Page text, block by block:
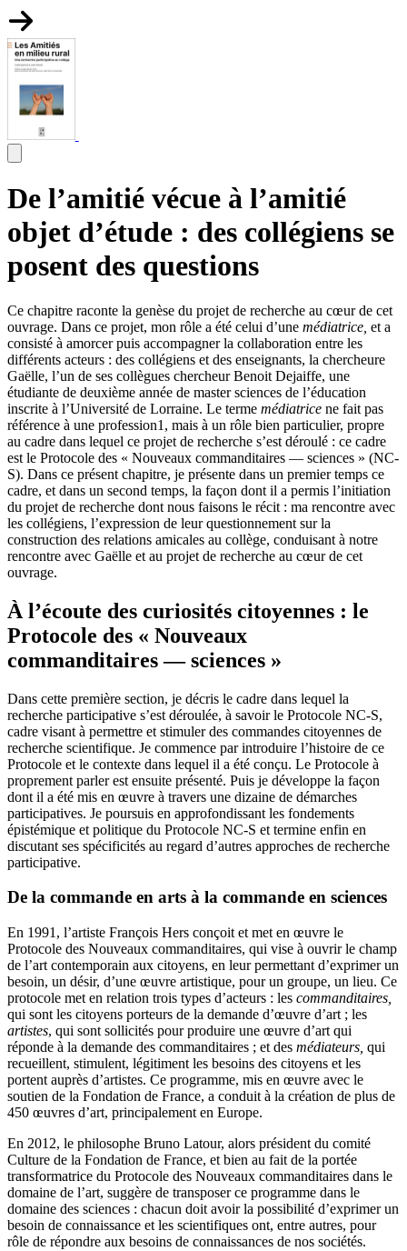
De l’amitié vécue à l’amitié
objet d’étude : des collégiens se
posent des questions
Ce chapitre raconte la genèse du projet de recherche au cœur de cet
ouvrage. Dans ce projet, mon rôle a été celui d’une médiatrice, et a
consisté à amorcer puis accompagner la collaboration entre les
différents acteurs : des collégiens et des enseignants, la chercheure
Gaëlle, l’un de ses collègues chercheur Benoit Dejaiffe, une
étudiante de deuxième année de master sciences de l’éducation
inscrite à l’Université de Lorraine. Le terme médiatrice ne fait pas
référence à une profession1 , mais à un rôle bien particulier, propre
au cadre dans lequel ce projet de recherche s’est déroulé : ce cadre
est le Protocole des « Nouveaux commanditaires — sciences » (NC-
S). Dans ce présent chapitre, je présente dans un premier temps ce
cadre, et dans un second temps, la façon dont il a permis l’initiation
du projet de recherche dont nous faisons le récit : ma rencontre avec
les collégiens, l’expression de leur questionnement sur la
construction des relations amicales au collège, conduisant à notre
rencontre avec Gaëlle et au projet de recherche au cœur de cet
ouvrage.
À l’écoute des curiosités citoyennes : le
Protocole des « Nouveaux
commanditaires — sciences »
Dans cette première section, je décris le cadre dans lequel la
recherche participative s’est déroulée, à savoir le Protocole NC-S,
cadre visant à permettre et stimuler des commandes citoyennes de
recherche scientifique. Je commence par introduire l’histoire de ce
Protocole et le contexte dans lequel il a été conçu. Le Protocole à
proprement parler est ensuite présenté. Puis je développe la façon
dont il a été mis en œuvre à travers une dizaine de démarches
participatives. Je poursuis en approfondissant les fondements
épistémique et politique du Protocole NC-S et termine enfin en
discutant ses spécificités au regard d’autres approches de recherche
participative.
De la commande en arts à la commande en sciences
En 1991, l’artiste François Hers conçoit et met en œuvre le
Protocole des Nouveaux commanditaires, qui vise à ouvrir le champ
de l’art contemporain aux citoyens, en leur permettant d’exprimer un
besoin, un désir, d’une œuvre artistique, pour un groupe, un lieu. Ce
protocole met en relation trois types d’acteurs : les commanditaires,
qui sont les citoyens porteurs de la demande d’œuvre d’art ; les
artistes, qui sont sollicités pour produire une œuvre d’art qui
réponde à la demande des commanditaires ; et des médiateurs, qui
recueillent, stimulent, légitiment les besoins des citoyens et les
portent auprès d’artistes. Ce programme, mis en œuvre avec le
soutien de la Fondation de France, a conduit à la création de plus de
450 œuvres d’art, principalement en Europe.
En 2012, le philosophe Bruno Latour, alors président du comité
Culture de la Fondation de France, et bien au fait de la portée
transformatrice du Protocole des Nouveaux commanditaires dans le
domaine de l’art, suggère de transposer ce programme dans le
domaine des sciences : chacun doit avoir la possibilité d’exprimer un
besoin de connaissance et les scientifiques ont, entre autres, pour
rôle de répondre aux besoins de connaissances de nos sociétés.